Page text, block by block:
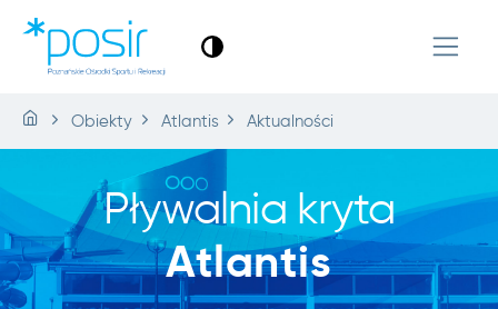
Obiekty Atlantis Aktualności
Pływalnia kryta
Atlantis